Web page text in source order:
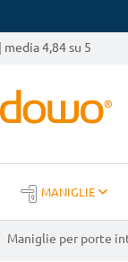
| media 4,84 su 5
MANIGLIE
Maniglie per porte